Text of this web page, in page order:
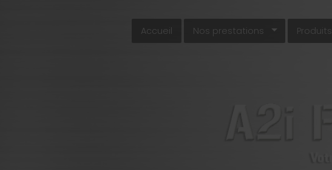
Accueil Nos prestations Produits